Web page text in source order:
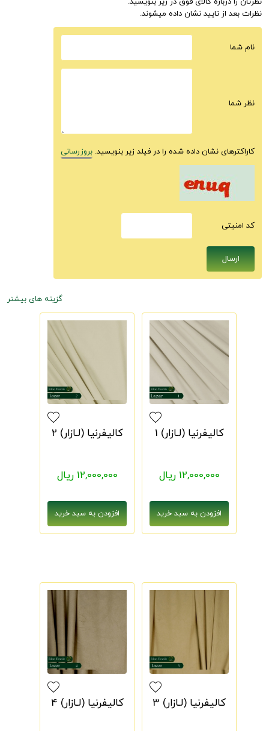
نظرات بعد از تایید نشان داده میشوند.
نام شما
نظر شما
کاراکترهای نشان داده شده را در فیلد زیر بنویسید. بروزرسانی
كد امنيتى
گزینه های بیشتر
کالیفرنیا (لـازار) 1
12,000,000 ریال
کالیفرنیا (لـازار) 2
12,000,000 ریال
کالیفرنیا (لـازار) 3 کالیفرنیا (لـازار) 4